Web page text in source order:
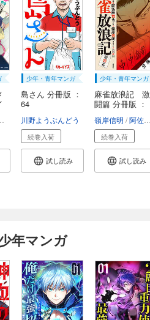
少年・青年マンガ
島さん 分冊版 ：
64
川野ようぶんどう
続巻入荷
試し読み
少年・青年マンガ
麻雀放浪記 激
闘篇 分冊版 ：
嶺岸信明 阿佐田哲也
続巻入荷
試し読み
年マンガ